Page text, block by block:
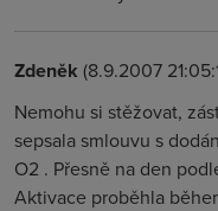
Zdeněk (8.9.2007
Nemohu si stěžovat,
sepsala smlouvu s
O2 . Přesně na den
Aktivace proběhla